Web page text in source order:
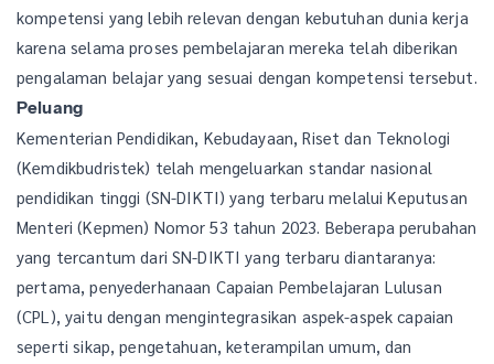
kompetensi yang lebih relevan dengan kebutuhan dunia kerja
karena selama proses pembelajaran mereka telah diberikan
pengalaman belajar yang sesuai dengan kompetensi tersebut.
Peluang
Kementerian Pendidikan, Kebudayaan, Riset dan Teknologi
(Kemdikbudristek) telah mengeluarkan standar nasional
pendidikan tinggi (SN-DIKTI) yang terbaru melalui Keputusan
Menteri (Kepmen) Nomor 53 tahun 2023. Beberapa perubahan
yang tercantum dari SN-DIKTI yang terbaru diantaranya:
pertama, penyederhanaan Capaian Pembelajaran Lulusan
(CPL), yaitu dengan mengintegrasikan aspek-aspek capaian
seperti sikap, pengetahuan, keterampilan umum, dan